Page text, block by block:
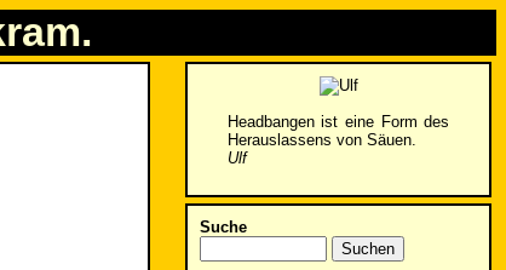
Headbangen ist eine Form des
Herauslassens von Säuen.
Ulf
Suche